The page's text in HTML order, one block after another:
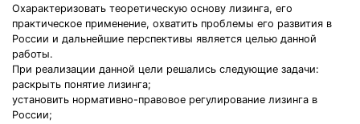
Охарактеризовать теоретическую основу лизинга, его
практическое применение, охватить проблемы его развития в
России и дальнейшие перспективы является целью данной
работы.
При реализации данной цели решались следующие задачи:
раскрыть понятие лизинга;
установить нормативно-правовое регулирование лизинга в
России;